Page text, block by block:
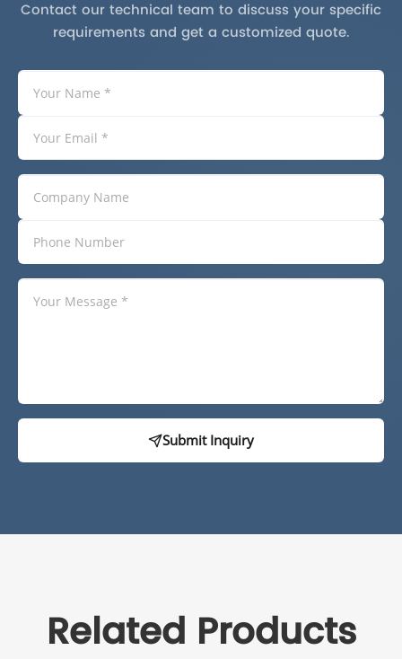
Contact our technical team to discuss your specific
requirements and get a customized quote.
Submit Inquiry
Related Products